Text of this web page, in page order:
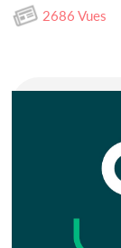
2686 Vues